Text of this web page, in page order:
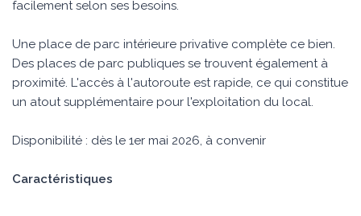
facilement selon ses besoins.
Une place de parc intérieure privative complète ce bien.
Des places de parc publiques se trouvent également à
proximité. L'accès à l'autoroute est rapide, ce qui constitue
un atout supplémentaire pour l'exploitation du local.
Disponibilité : dès le 1er mai 2026, à convenir
Caractéristiques